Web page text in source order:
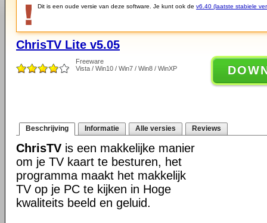
Dit is een oude versie van deze software. Je kunt ook de v6.40 (laatste stabiele
ChrisTV Lite v5.05
Freeware
Vista / Win10 / Win7 / Win8 / WinXP
Beschrijving Informatie Alle versies Reviews
ChrisTV is een makkelijke manier
om je TV kaart te besturen, het
programma maakt het makkelijk
TV op je PC te kijken in Hoge
kwaliteits beeld en geluid.